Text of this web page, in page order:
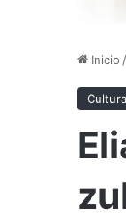
Inicio /